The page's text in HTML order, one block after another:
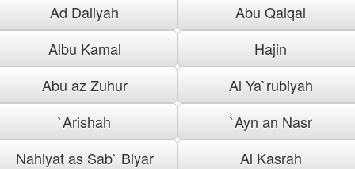
Ad Daliyah
Abu Qalqal
Albu Kamal
Hajin
Abu az Zuhur
Al Ya`rubiyah
`Arishah
`Ayn an Nasr
Nahiyat as Sab` Biyar
Al Kasrah